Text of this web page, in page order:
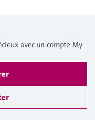
avec un compte My